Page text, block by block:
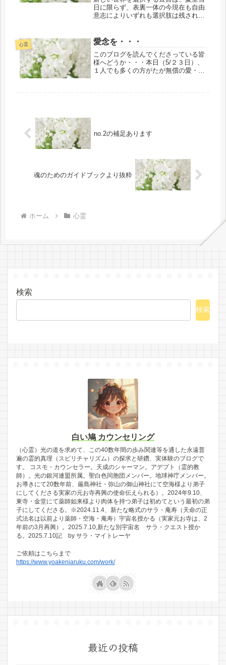
日に限らず、表裏一体の今現在も自由
意志によりいずれも選択肢は残されて
肢の時間はあまり残されていないよう
です。書くようにと寝起き後に・・・
超ハ...
心霊 愛念を・・・
このブログを読んでくださっている皆
様へどうか・・・本日（5/２３日）、
１人でも多くの方がたが無償の愛・無
no.2の補足あります
魂のためのガイドブックより抜粋
ホーム 心霊
検索
検索
白い鳩 カウンセリング
（心霊）光の道を求めて、この40数年間の歩み関連等を通した永遠普
遍の霊的真理（スピリチャリズム）の探求と研鑽、実体験のブログで
す。 コスモ・カウンセラー。天成のシャーマン。アデプト（霊的教
師）。光の銀河連盟所属。聖白色同胞団メンバー。地球神庁メンバー。
お導きにて20数年前、厳島神社・弥山の御山神社にて空海様より弟子
にしてくださる実家の元お寺再興の使命伝えられる）。2024年9.10、
東寺・金堂にて薬師如来様より肉体を持つ弟子は初めてという最初の弟
子にしてくださる。※2024.11.4、新たな略式のサラ・庵寿（天命の正
式法名は以前より薬師・空海・庵寿）宇宙名授かる（実家元お寺は、2
年前の3月再興）。2025.7.10,新たな別宇宙名 サラ・クエスト授か
る。2025.7.10記 by サラ・マイトレーヤ
ご依頼はこちらまで
https://www.yoakeniaruku.com/work/
最近の投稿